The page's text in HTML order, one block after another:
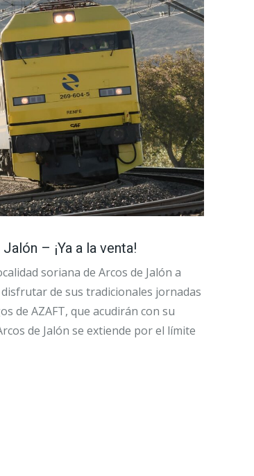
– ¡Ya a la venta!
soriana de Arcos de Jalón a
de sus tradicionales jornadas
de AZAFT, que acudirán con su
de Jalón se extiende por el límite